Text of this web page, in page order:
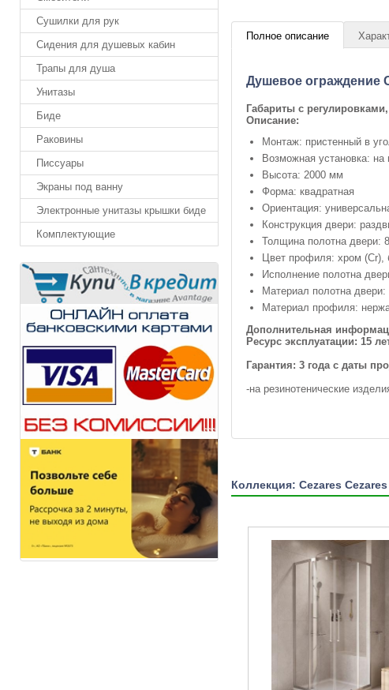
Сушилки для рук
Сидения для душевых кабин
Трапы для душа
Унитазы
Биде
Раковины
Писсуары
Экраны под ванну
Электронные унитазы крышки биде
Комплектующие
Полное описание
Душевое ограждение
Габариты с
Описание:
Монтаж: пристенный в
Возможная установка: на
Высота: 2000 мм
Форма: квадратная
Ориентация:
Конструкция двери:
Толщина полотна двери:
Цвет профиля: хром (Сr),
Исполнение полотна
Материал полотна двери:
Материал профиля:
Дополнительная
Ресурс эксплуатации: 15
Гарантия: 3 года с даты
-на резинотенические
Коллекция: Cezares